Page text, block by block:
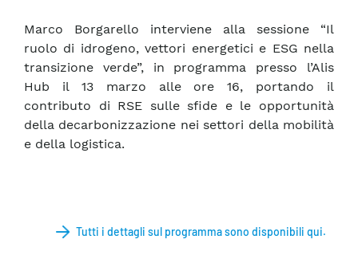
Marco Borgarello interviene alla sessione “Il
ruolo di idrogeno, vettori energetici e ESG nella
transizione verde”, in programma presso l’Alis
Hub il 13 marzo alle ore 16, portando il
contributo di RSE sulle sfide e le opportunità
della decarbonizzazione nei settori della mobilità
e della logistica.
Tutti i dettagli sul programma sono disponibili qui.